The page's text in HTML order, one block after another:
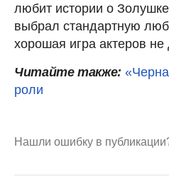
любит истории о
выбрал стандартную
хорошая игра актеров не
Читайте также:
роли
Нашли ошибку в